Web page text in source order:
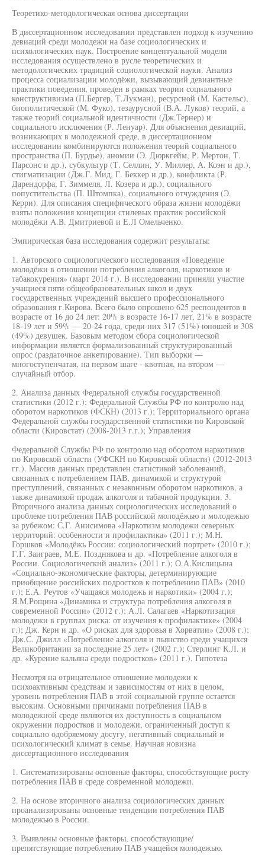
Теоретико-методологическая основа диссертации
В диссертационном исследовании представлен подход к изучению
девиаций среди молодежи на базе социологических и
психологических наук. Построение концептуальной модели
исследования осуществлено в русле теоретических и
методологических традиций социологической науки. Анализ
процесса социализации молодёжи, вызывающий девиантные
практики поведения, проведен в рамках теории социального
конструктивизма (П.Бергер, Т.Лукман), ресурсной (М. Кастельс),
биополитической (М. Фуко), тезаурусной (В.А. Луков) теорий, а
также теорий социальной идентичности (Дж.Тернер) и
социального исключения (Р. Ленуар). Для объяснения девиаций,
возникающих в молодежной среде, в диссертационном
исследовании комбинируются положения теорий социального
пространства (П. Бурдье), аномии (Э. Дюркгейм, Р. Мертон, Т.
Парсонс и др.), субкультур (Т. Селлин, У. Миллер, А. Коэн и др.),
стигматизации (Дж.Г. Мид, Г. Беккер и др.), конфликта (Р.
Дарендорфа, Г. Зиммеля, Л. Козера и др.), социального
попустительства (П. Штомпка), социального отчуждения (Э.
Керри). Для описания специфического образа жизни молодёжи
взяты положения концепции стилевых практик российской
молодёжи A.B. Дмитриевой и Е.Л Омельченко.
Эмпирическая база исследования содержит результаты:
1. Авторского социологического исследования «Поведение
молодёжи в отношении потребления алкоголя, наркотиков и
табакокурения» (март 2014 г.). В исследовании приняли участие
учащиеся пяти общеобразовательных школ и двух
государственных учреждений высшего профессионального
образования г.Кирова. Всего было опрошено 625 респондентов в
возрасте от 16 до 24 лет: 20% в возрасте 16-17 лет, 21% в возрасте
18-19 лет и 59% — 20-24 года, среди них 317 (51%) юношей и 308
(49%) девушек. Базовым методом сбора социологической
информации является формализованный структурированный
опрос (раздаточное анкетирование). Тип выборки —
многоступенчатая, на первом шаге - квотная, на втором —
случайный отбор.
2. Анализа данных Федеральной службы государственной
статистики (2012 г.); Федеральной Службы РФ по контролю над
оборотом наркотиков (ФСКН) (2013 г.); Территориального органа
Федеральной службы государственной статистики по Кировской
области (Кировстат) (2008-2013 г.г.); Управления
Федеральной Службы РФ по контролю над оборотом наркотиков
по Кировской области (УФСКН по Кировской области) (2012-2013
гг.). Массив данных представлен статистикой заболеваний,
связанных с потреблением ПАВ, динамикой и структурой
преступлений, связанных с незаконным оборотом наркотиков, а
также динамикой продаж алкоголя и табачной продукции. 3.
Вторичного анализа данных социологических исследований о
проблеме потребления ПАВ российской молодёжью и молодежью
за рубежом: С.Г. Анисимова «Наркотизм молодежи северных
территорий: особенности и профилактика» (2011 г.); М.Н.
Горшков «Молодёжь России: социологический портрет» (2010 г.);
Г.Г. Заиграев, М.Е. Позднякова и др. «Потребление алкоголя в
России. Социологический анализ» (2011 г.); О.А.Кислицына
«Социально-экономические факторы, детерминирующие
приобщение российских подростков к потреблению ПАВ» (2010
г.); Е.А. Реутов «Учащаяся молодежь и наркотики» (2004 г.);
Я.М.Рощина «Динамика и структура потребления алкоголя в
современной России» (2012 г.); А.Л. Салагаев «Наркотизация
молодежи в группах риска: от изучения к профилактике» (2004
г.); Дж. Керн и др. «О рисках для здоровья в Хорватии» (2008 г.);
Дж.С. Джилл «Потребление алкоголя и пьянство среди учащихся
Великобритании за последние 25 лет» (2002 г.); Стерлинг К.Л. и
др. «Курение кальяна среди подростков» (2011 г.). Гипотеза
Несмотря на отрицательное отношение молодежи к
психоактивным средствам и зависимостям от них в целом,
уровень потребления ПАВ в этой социальной группе остается
высоким. Основными причинами потребления ПАВ в
молодежной среде являются их доступность в социальном
окружении подростков и молодежи, ограниченный доступ к
социально одобряемому досугу, негативный социальный и
психологический климат в семье. Научная новизна
диссертационного исследования
1. Систематизированы основные факторы, способствующие росту
потребления ПАВ в среде современной молодежи.
2. На основе вторичного анализа социологических данных
проанализированы основные тенденции потребления ПАВ
молодежью в России.
3. Выявлены основные факторы, способствующие/
препятствующие потреблению ПАВ учащейся молодежью.